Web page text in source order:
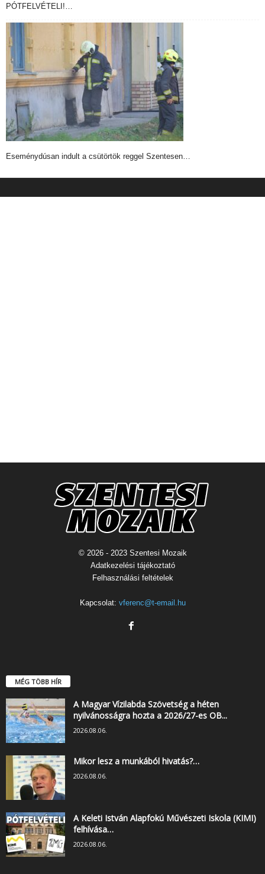
PÓTFELVÉTELI!…
Eseménydúsan indult a csütörtök reggel Szentesen…
© 2026 - 2023 Szentesi Mozaik
Adatkezelési tájékoztató
Felhasználási feltételek
Kapcsolat: vferenc@t-email.hu
MÉG TÖBB HÍR
A Magyar Vízilabda Szövetség a héten
nyilvánosságra hozta a 2026/27-es OB...
2026.08.06.
Mikor lesz a munkából hivatás?…
2026.08.06.
A Keleti István Alapfokú Művészeti Iskola (KIMI)
felhívása…
2026.08.06.